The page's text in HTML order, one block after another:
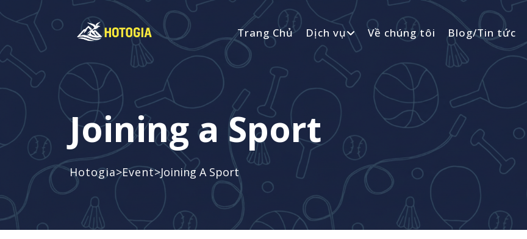
Trang Chủ Dịch vụ Về chúng tôi Blog/Tin tức
Joining a Sport
Hotogia>Event>Joining A Sport